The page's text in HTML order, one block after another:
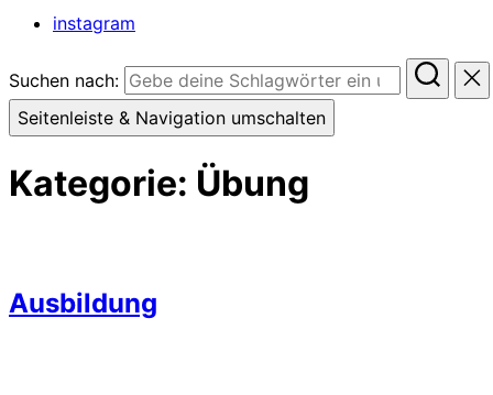
instagram
Suchen nach:
Seitenleiste & Navigation umschalten
Kategorie: Übung
Ausbildung